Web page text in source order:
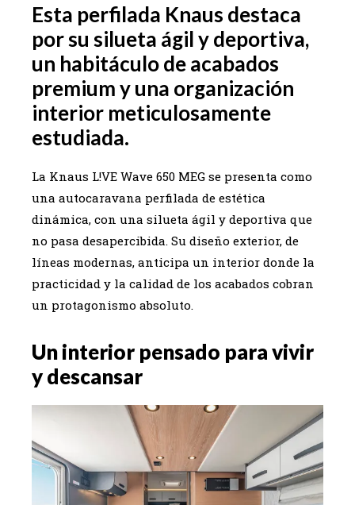
Esta perfilada Knaus destaca
por su silueta ágil y deportiva,
un habitáculo de acabados
premium y una organización
interior meticulosamente
estudiada.
La Knaus L!VE Wave 650 MEG se presenta como
una autocaravana perfilada de estética
dinámica, con una silueta ágil y deportiva que
no pasa desapercibida. Su diseño exterior, de
líneas modernas, anticipa un interior donde la
practicidad y la calidad de los acabados cobran
un protagonismo absoluto.
Un interior pensado para vivir
y descansar